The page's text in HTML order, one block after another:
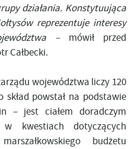
działania. Konstytuująca
reprezentuje interesy
–mówił przed
Całbecki.
województwa liczy 120
skład powstał na podstawie
– jest ciałem doradczym
w kwestiach dotyczących
budżetu